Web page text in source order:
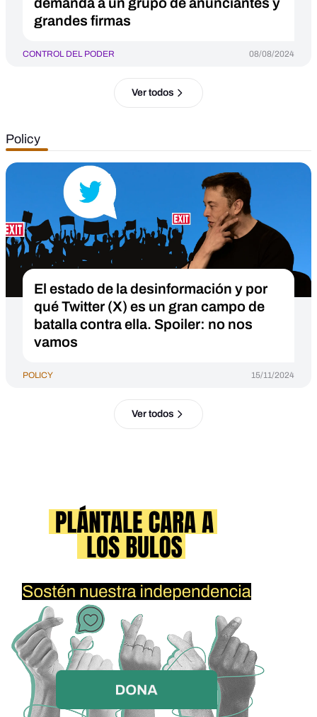
grandes firmas
CONTROL DEL PODER 08/08/2024
Ver todos
Policy
El estado de la desinformación y por
qué Twitter (X) es un gran campo de
batalla contra ella. Spoiler: no nos
vamos
POLICY 15/11/2024
Ver todos